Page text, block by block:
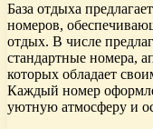
База отдыха
номеров,
отдых. В числе
стандартные номера,
которых обладает
Каждый номер
уютную атмосферу и